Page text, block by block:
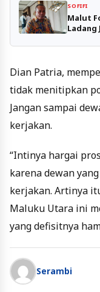
SOFIFI
Malut
Ladang
Dian Patria,
tidak menitipkan
Jangan sampai
kerjakan.
“Intinya hargai
karena dewan
kerjakan. Artinya
Maluku Utara ini
yang defisitnya
Serambi